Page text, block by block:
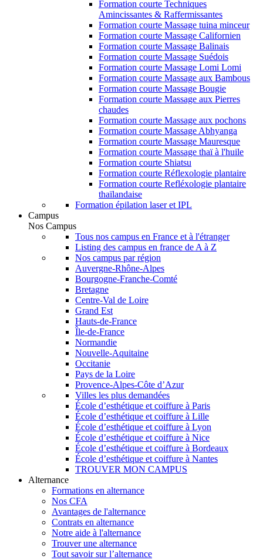
Formation courte Techniques
Amincissantes & Raffermissantes
Formation courte Massage tuina minceur
Formation courte Massage Californien
Formation courte Massage Balinais
Formation courte Massage Suédois
Formation courte Massage Lomi Lomi
Formation courte Massage aux Bambous
Formation courte Massage Bougie
Formation courte Massage aux Pierres
chaudes
Formation courte Massage aux pochons
Formation courte Massage Abhyanga
Formation courte Massage Mauresque
Formation courte Massage thaï à l'huile
Formation courte Shiatsu
Formation courte Réflexologie plantaire
Formation courte Refléxologie plantaire
thaïlandaise
Formation épilation laser et IPL
Campus
Nos Campus
Tous nos campus en France et à l'étranger
Listing des campus en france de A à Z
Nos campus par région
Auvergne-Rhône-Alpes
Bourgogne-Franche-Comté
Bretagne
Centre-Val de Loire
Grand Est
Hauts-de-France
Île-de-France
Normandie
Nouvelle-Aquitaine
Occitanie
Pays de la Loire
Provence-Alpes-Côte d’Azur
Villes les plus demandées
École d’esthétique et coiffure à Paris
École d’esthétique et coiffure à Lille
École d’esthétique et coiffure à Lyon
École d’esthétique et coiffure à Nice
École d’esthétique et coiffure à Bordeaux
École d’esthétique et coiffure à Nantes
TROUVER MON CAMPUS
Alternance
Formations en alternance
Nos CFA
Avantages de l'alternance
Contrats en alternance
Notre aide à l'alternance
Trouver une alternance
Tout savoir sur l’alternance